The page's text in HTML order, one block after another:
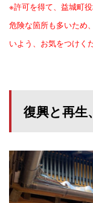
※許可を得て、益城町
危険な箇所も多いため
いよう、お気をつけく
復興と再生